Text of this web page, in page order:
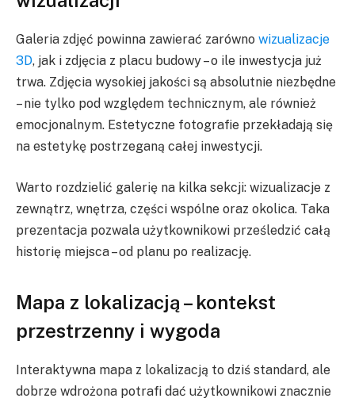
Galeria zdjęć powinna zawierać zarówno wizualizacje
3D, jak i zdjęcia z placu budowy – o ile inwestycja już
trwa. Zdjęcia wysokiej jakości są absolutnie niezbędne
– nie tylko pod względem technicznym, ale również
emocjonalnym. Estetyczne fotografie przekładają się
na estetykę postrzeganą całej inwestycji.
Warto rozdzielić galerię na kilka sekcji: wizualizacje z
zewnątrz, wnętrza, części wspólne oraz okolica. Taka
prezentacja pozwala użytkownikowi prześledzić całą
historię miejsca – od planu po realizację.
Mapa z lokalizacją – kontekst
przestrzenny i wygoda
Interaktywna mapa z lokalizacją to dziś standard, ale
dobrze wdrożona potrafi dać użytkownikowi znacznie